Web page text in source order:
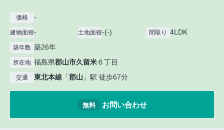
価格 -
建物面積- 土地面積-(-) 間取り 4LDK
築年数 築26年
所在地 福島県郡山市久留米６丁目
交通 東北本線 「郡山 」駅 徒歩67分
無料 お問い合わせ